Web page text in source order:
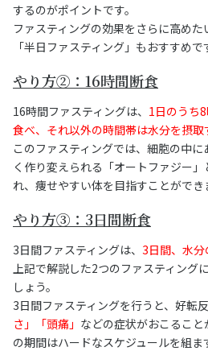
するのがポイントです。
ファスティングの効果をさらに高め
「半日ファスティング」もおすすめで
やり方②：16時間断食
16時間ファスティングは、 1日のうち
食べ、それ以外の時間帯は水分を摂取
このファスティングでは、細胞の中
く作り変えられる「オートファジー
れ、痩せやすい体を目指すことができ
やり方③：3日間断食
3日間ファスティングは、 3日間、水分
上記で解説した2つのファスティング
しょう。
3日間ファスティングを行うと、好転
さ」「頭痛」 などの症状がおこるこ
の期間はハードなスケジュールを組